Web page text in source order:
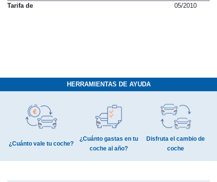
Tarifa de
05/2010
HERRAMIENTAS DE AYUDA
¿Cuánto vale tu coche?
¿Cuánto gastas en tu
coche al año?
Disfruta el cambio de
coche